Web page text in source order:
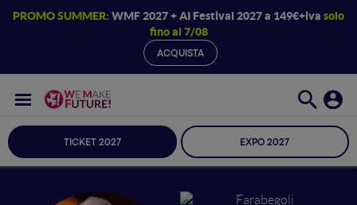
PROMO SUMMER: WMF 2027 + AI Festival 2027 a 149€+iva solo
fino al 7/08
ACQUISTA
TICKET 2027 EXPO 2027